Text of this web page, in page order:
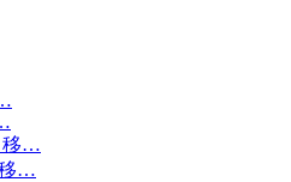
移…
移…